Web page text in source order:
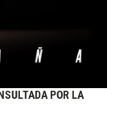
POR LA